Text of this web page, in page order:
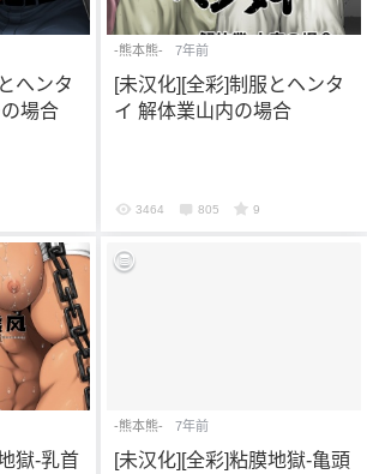
へンタ
場合
-熊本熊- 7年前
[未汉化][全彩]制服とヘンタ
イ 解体業山内の場合
3464 805 9
獄-乳首
-熊本熊- 7年前
[未汉化][全彩]粘膜地獄-亀頭